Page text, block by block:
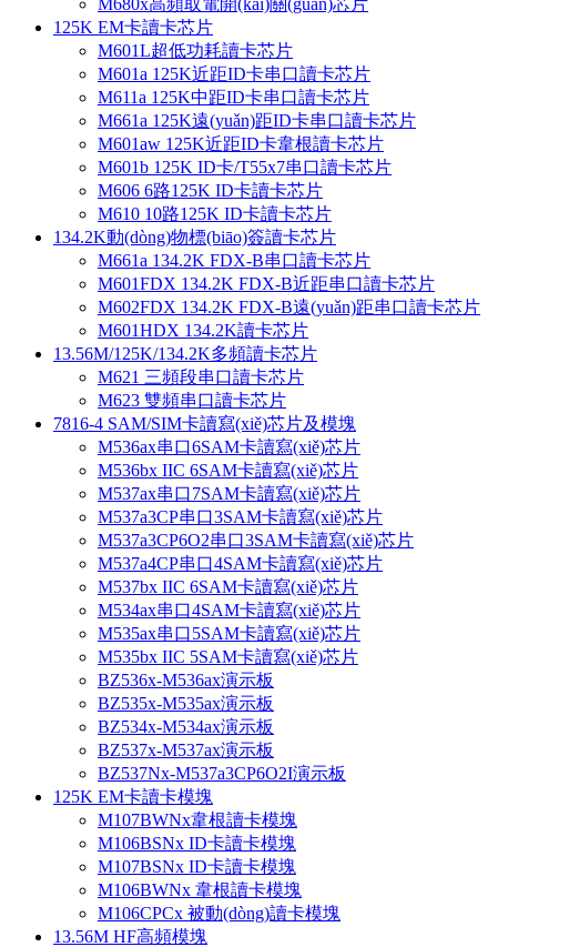
125K EM卡讀卡芯片
M601L超低功耗讀卡芯片
M601a 125K近距ID卡串口讀卡芯片
M611a 125K中距ID卡串口讀卡芯片
M661a 125K遠(yuǎn)距ID卡串口讀卡芯片
M601aw 125K近距ID卡韋根讀卡芯片
M601b 125K ID卡/T55x7串口讀卡芯片
M606 6路125K ID卡讀卡芯片
M610 10路125K ID卡讀卡芯片
134.2K動(dòng)物標(biāo)簽讀卡芯片
M661a 134.2K FDX-B串口讀卡芯片
M601FDX 134.2K FDX-B近距串口讀卡芯片
M602FDX 134.2K FDX-B遠(yuǎn)距串口讀卡芯片
M601HDX 134.2K讀卡芯片
13.56M/125K/134.2K多頻讀卡芯片
M621 三頻段串口讀卡芯片
M623 雙頻串口讀卡芯片
7816-4 SAM/SIM卡讀寫(xiě)芯片及模塊
M536ax串口6SAM卡讀寫(xiě)芯片
M536bx IIC 6SAM卡讀寫(xiě)芯片
M537ax串口7SAM卡讀寫(xiě)芯片
M537a3CP串口3SAM卡讀寫(xiě)芯片
M537a3CP6O2串口3SAM卡讀寫(xiě)芯片
M537a4CP串口4SAM卡讀寫(xiě)芯片
M537bx IIC 6SAM卡讀寫(xiě)芯片
M534ax串口4SAM卡讀寫(xiě)芯片
M535ax串口5SAM卡讀寫(xiě)芯片
M535bx IIC 5SAM卡讀寫(xiě)芯片
BZ536x-M536ax演示板
BZ535x-M535ax演示板
BZ534x-M534ax演示板
BZ537x-M537ax演示板
BZ537Nx-M537a3CP6O2I演示板
125K EM卡讀卡模塊
M107BWNx韋根讀卡模塊
M106BSNx ID卡讀卡模塊
M107BSNx ID卡讀卡模塊
M106BWNx 韋根讀卡模塊
M106CPCx 被動(dòng)讀卡模塊
13.56M HF高頻模塊